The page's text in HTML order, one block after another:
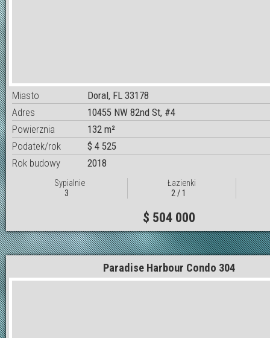
Miasto
Doral, FL 33178
Adres
10455 NW 82nd St, #4
Powierznia
132 m²
Podatek/rok
$ 4 525
Rok budowy
2018
Sypialnie
3
Łazienki
2 / 1
$ 504 000
Paradise Harbour Condo 304